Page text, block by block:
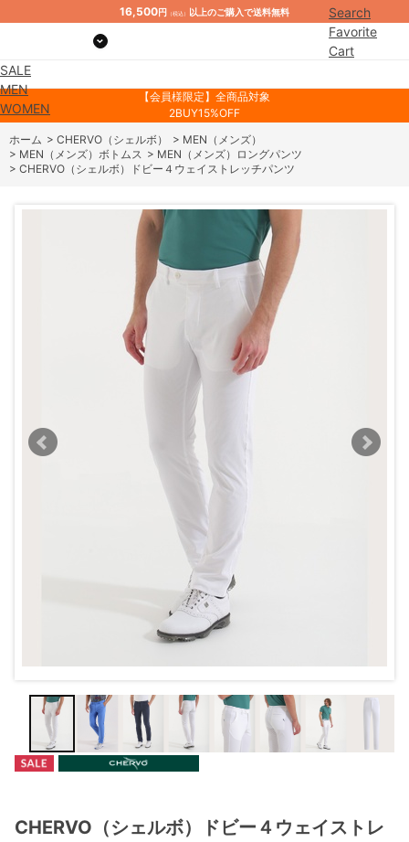
16,500円 （税込） 以上のご購入で送料無料
Search
Favorite
Cart
SALE
MEN
WOMEN
【会員様限定】全商品対象
2BUY15%OFF
ホーム > CHERVO（シェルボ） > MEN（メンズ）
> MEN（メンズ）ボトムス > MEN（メンズ）ロングパンツ
> CHERVO（シェルボ）ドビー４ウェイストレッチパンツ
CHERVO（シェルボ）ドビー４ウェイストレ